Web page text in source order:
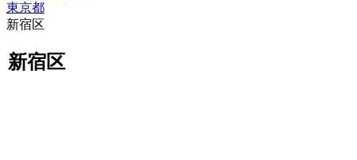
東京都
新宿区
新宿区